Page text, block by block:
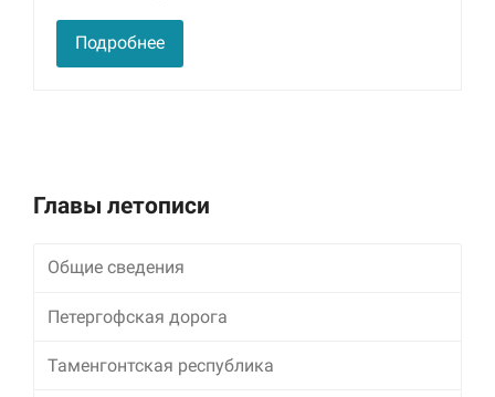
Подробнее
Главы летописи
Общие сведения
Петергофская дорога
Таменгонтская республика